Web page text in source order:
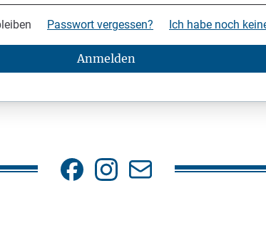
Passwort vergessen? Ich habe noch
Anmelden